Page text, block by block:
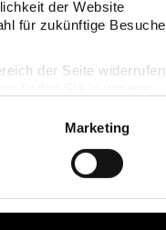
der Website
für zukünftige Besuche
der Seite widerrufen
Marketing